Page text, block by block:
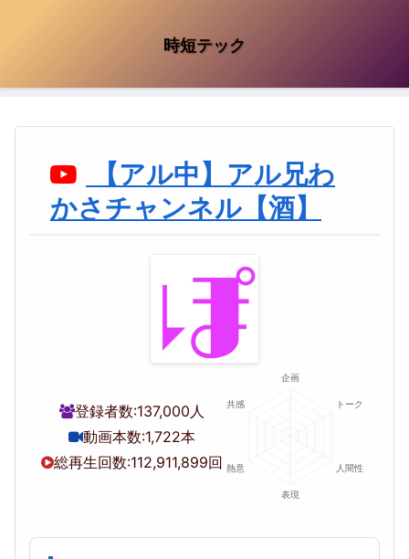
時短テック
【アル中】アル兄わ
かさチャンネル【酒】
登録者数:137,000人
動画本数:1,722本
総再生回数:112,911,899回